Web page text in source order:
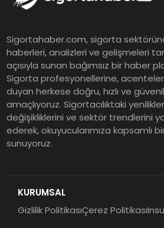
Murat Bilim,
Grup Müdürü
Tasarruf
Mevduat kısa
ürünleri uzun
ING Türkiye
Sigortahaber.com, sigorta
haberleri, analizleri ve gelişmeleri
açısıyla sunan bağımsız bir haber
Sigorta profesyonellerine,
duyan herkese doğru, hızlı ve
amaçlıyoruz. Sigortacılıktaki
değişikliklerini ve sektör trendlerini
ederek, okuyucularımıza kapsamlı
sunuyoruz.
KURUMSAL
Gizlilik PolitikasıÇerez Politikası